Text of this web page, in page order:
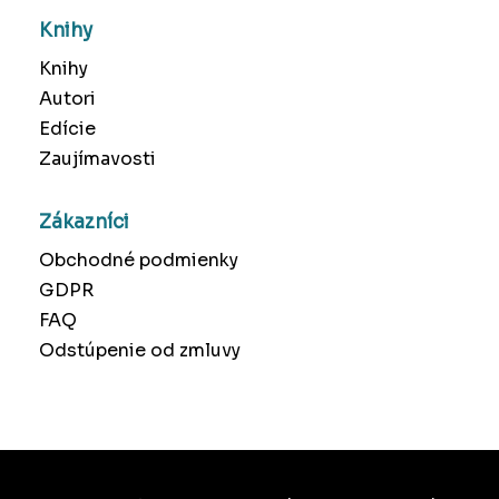
Knihy
Knihy
Autori
Edície
Zaujímavosti
Zákazníci
Obchodné podmienky
GDPR
FAQ
Odstúpenie od zmluvy